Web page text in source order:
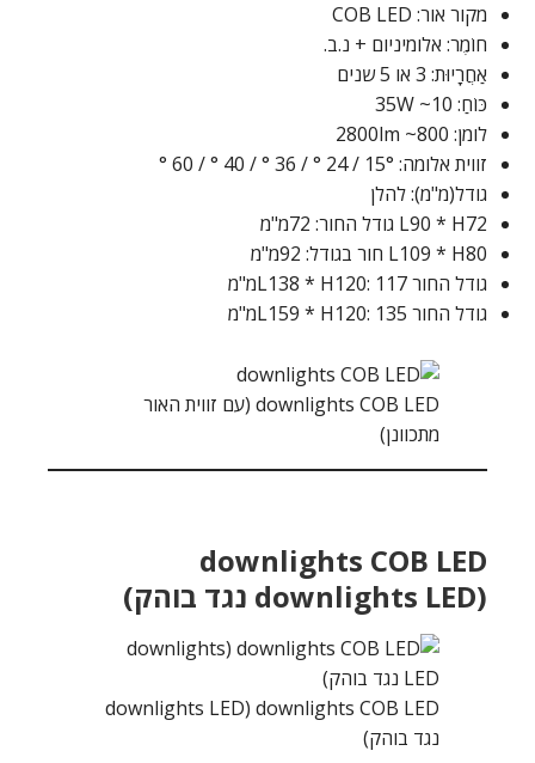
מקור אור: COB LED
חוֹמֶר: אלומיניום + נ.ב.
אַחֲרָיוּת: 3 או 5 שנים
כּוֹחַ: 10~ 35W
לומן: 800~ 2800lm
זווית אלומה: 15° / 24 ° / 36 ° / 40 ° / 60 °
גודל(מ"מ): להלן
L90 * H72 גודל החור: 72מ"מ
L109 * H80 חור בגודל: 92מ"מ
גודל החור L138 * H120: 117מ"מ
גודל החור L159 * H120: 135מ"מ
downlights COB LED (עם זווית האור
מתכוונן)
downlights COB LED
(downlights LED נגד בוהק)
downlights COB LED (downlights LED
נגד בוהק)